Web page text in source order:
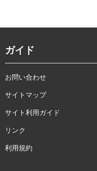
ガイド
お問い合わせ
サイトマップ
サイト利用ガイド
リンク
利用規約